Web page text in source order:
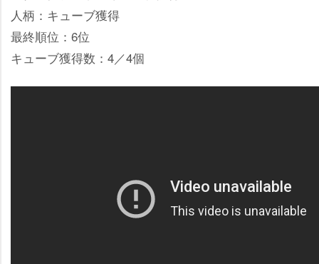
人柄：キューブ獲得
最終順位：6位
キューブ獲得数：4／4個